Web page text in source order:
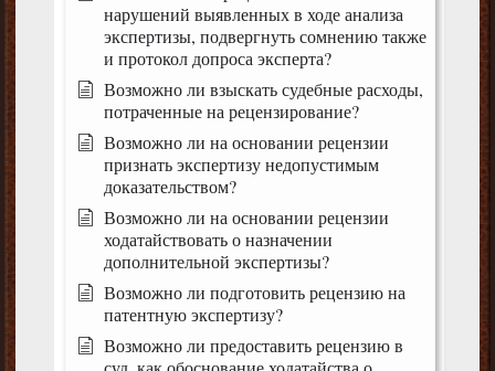
нарушений выявленных в ходе анализа
экспертизы, подвергнуть сомнению также
и протокол допроса эксперта?
Возможно ли взыскать судебные расходы,
потраченные на рецензирование?
Возможно ли на основании рецензии
признать экспертизу недопустимым
доказательством?
Возможно ли на основании рецензии
ходатайствовать о назначении
дополнительной экспертизы?
Возможно ли подготовить рецензию на
патентную экспертизу?
Возможно ли предоставить рецензию в